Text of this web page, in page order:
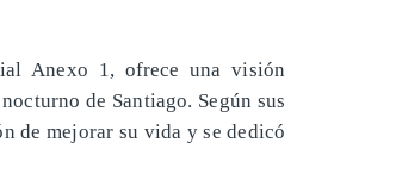
Anexo 1, ofrece una visión
de Santiago. Según sus
de mejorar su vida y se dedicó